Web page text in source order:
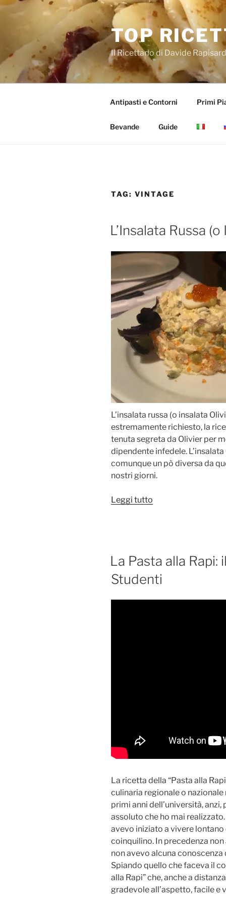
Salta
TOP
Il Ricettario di Davide
Antipasti e Contorni Primi
Bevande Guide
TAG: VINTAGE
PUBBLICATO
L’Insalata Russa
L’insalata russa (o insalata
estremamente richiesto, la
tenuta segreta da Olivier per
dipendente infedele.
comunque un pò diversa da
nostri giorni.
Leggi tutto
La Pasta alla
Studenti
La ricetta della “Pasta alla
culinaria regionale o nazionale
primi anni dell’università,
assoluto che ho mai
avevo iniziato a vivere
coinquilino. In precedenza
non avevo alcuna
Spiando quello che faceva il
alla Rapi” che, anche a
gradevole all’aspetto, facile e